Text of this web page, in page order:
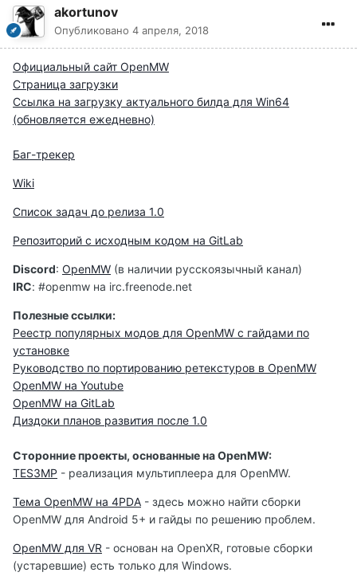
akortunov
Опубликовано 4 апреля, 2018
Официальный сайт OpenMW
Страница загрузки
Ссылка на загрузку актуального билда для Win64
(обновляется ежедневно)
Баг-трекер
Wiki
Список задач до релиза 1.0
Репозиторий с исходным кодом на GitLab
Discord: OpenMW (в наличии русскоязычный канал)
IRC: #openmw на irc.freenode.net
Полезные ссылки:
Реестр популярных модов для OpenMW с гайдами по
установке
Руководство по портированию ретекстуров в OpenMW
OpenMW на Youtube
OpenMW на GitLab
Диздоки планов развития после 1.0
Сторонние проекты, основанные на OpenMW:
TES3MP - реализация мультиплеера для OpenMW.
Тема OpenMW на 4PDA - здесь можно найти сборки
OpenMW для Android 5+ и гайды по решению проблем.
OpenMW для VR - основан на OpenXR, готовые сборки
(устаревшие) есть только для Windows.